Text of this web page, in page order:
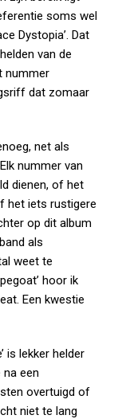
soms wel
Dystopia’. Dat
van de
nummer
dat zomaar
net als
nummer van
dienen, of het
het iets rustigere
op dit album
als
weet te
hoor ik
Een kwestie
is lekker helder
een
overtuigd of
niet te lang